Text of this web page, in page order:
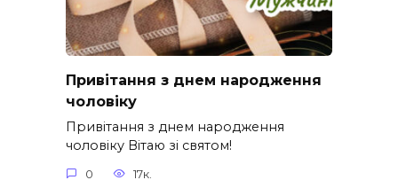
Привітання з днем народження
чоловіку
Привітання з днем народження
чоловіку Вітаю зі святом!
0 17к.